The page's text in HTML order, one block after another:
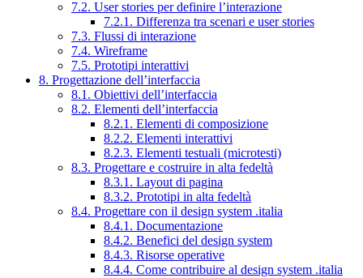
7.2. User stories per definire l’interazione
7.2.1. Differenza tra scenari e user stories
7.3. Flussi di interazione
7.4. Wireframe
7.5. Prototipi interattivi
8. Progettazione dell’interfaccia
8.1. Obiettivi dell’interfaccia
8.2. Elementi dell’interfaccia
8.2.1. Elementi di composizione
8.2.2. Elementi interattivi
8.2.3. Elementi testuali (microtesti)
8.3. Progettare e costruire in alta fedeltà
8.3.1. Layout di pagina
8.3.2. Prototipi in alta fedeltà
8.4. Progettare con il design system .italia
8.4.1. Documentazione
8.4.2. Benefici del design system
8.4.3. Risorse operative
8.4.4. Come contribuire al design system .italia